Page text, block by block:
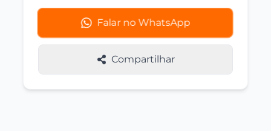
Falar no WhatsApp
Compartilhar